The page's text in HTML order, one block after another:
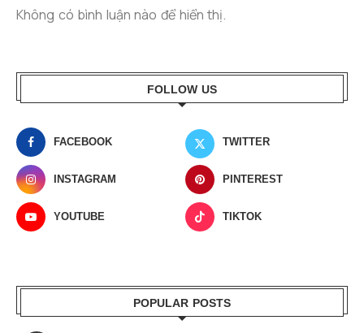
Không có bình luận nào để hiển thị.
FOLLOW US
FACEBOOK TWITTER
INSTAGRAM PINTEREST
YOUTUBE TIKTOK
POPULAR POSTS